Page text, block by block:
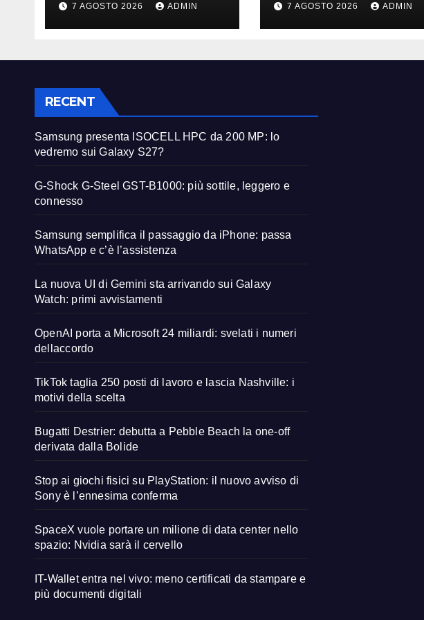
Galaxy S27?
7 AGOSTO 2026 ADMIN
connesso
7 AGOSTO 2026 ADMIN
RECENT
Samsung presenta ISOCELL HPC da 200 MP: lo
vedremo sui Galaxy S27?
G-Shock G-Steel GST-B1000: più sottile, leggero e
connesso
Samsung semplifica il passaggio da iPhone: passa
WhatsApp e c’è l’assistenza
La nuova UI di Gemini sta arrivando sui Galaxy
Watch: primi avvistamenti
OpenAI porta a Microsoft 24 miliardi: svelati i numeri
dellaccordo
TikTok taglia 250 posti di lavoro e lascia Nashville: i
motivi della scelta
Bugatti Destrier: debutta a Pebble Beach la one-off
derivata dalla Bolide
Stop ai giochi fisici su PlayStation: il nuovo avviso di
Sony è l’ennesima conferma
SpaceX vuole portare un milione di data center nello
spazio: Nvidia sarà il cervello
IT-Wallet entra nel vivo: meno certificati da stampare e
più documenti digitali